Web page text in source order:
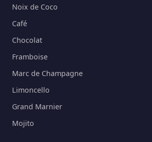
Noix de Coco
Café
Chocolat
Framboise
Marc de Champagne
Limoncello
Grand Marnier
Mojito